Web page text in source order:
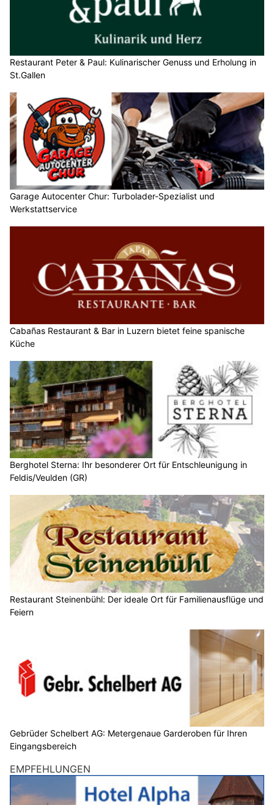
Restaurant Peter & Paul: Kulinarischer Genuss und Erholung in
St.Gallen
Garage Autocenter Chur: Turbolader-Spezialist und
Werkstattservice
Cabañas Restaurant & Bar in Luzern bietet feine spanische
Küche
Berghotel Sterna: Ihr besonderer Ort für Entschleunigung in
Feldis/Veulden (GR)
Restaurant Steinenbühl: Der ideale Ort für Familienausflüge und
Feiern
Gebrüder Schelbert AG: Metergenaue Garderoben für Ihren
Eingangsbereich
EMPFEHLUNGEN